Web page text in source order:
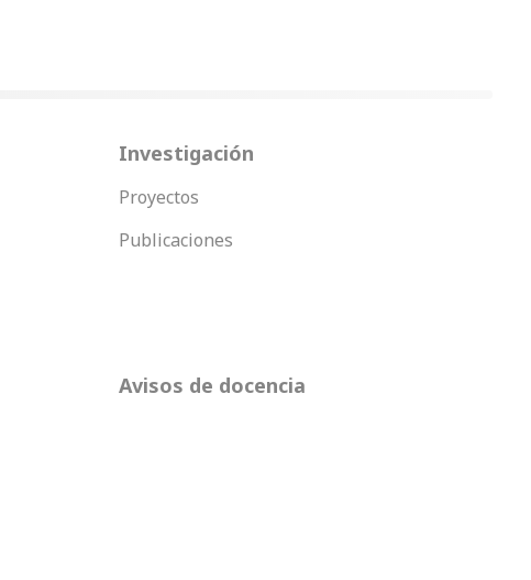
Investigación
Proyectos
Publicaciones
Avisos de docencia